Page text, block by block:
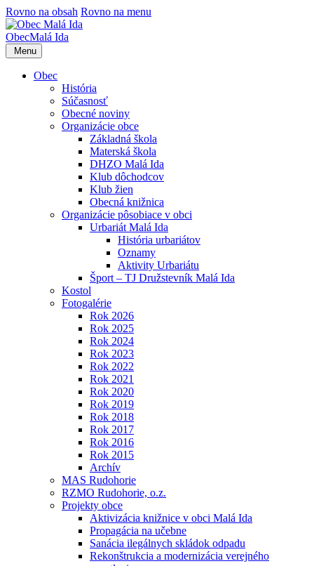
Rovno na obsah Rovno na menu
ObecMalá Ida
Menu
Obec
História
Súčasnosť
Obecné noviny
Organizácie obce
Základná škola
Materská škola
DHZO Malá Ida
Klub dôchodcov
Klub žien
Obecná knižnica
Organizácie pôsobiace v obci
Urbariát Malá Ida
História urbariátov
Oznamy
Aktivity Urbariátu
Šport – TJ Družstevník Malá Ida
Kostol
Fotogalérie
Rok 2026
Rok 2025
Rok 2024
Rok 2023
Rok 2022
Rok 2021
Rok 2020
Rok 2019
Rok 2018
Rok 2017
Rok 2016
Rok 2015
Archív
MAS Rudohorie
RZMO Rudohorie, o.z.
Projekty obce
Aktivizácia knižnice v obci Malá Ida
Propagácia na učebne
Sanácia ilegálnych skládok odpadu
Rekonštrukcia a modernizácia verejného